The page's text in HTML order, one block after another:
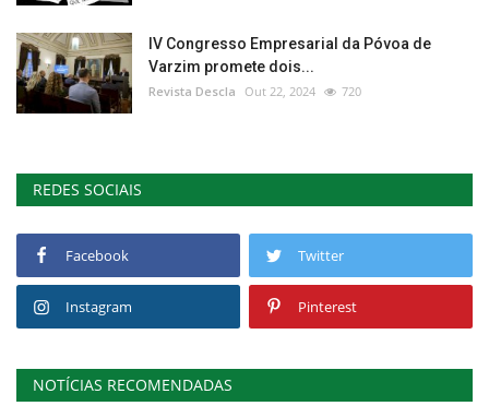
IV Congresso Empresarial da Póvoa de
Varzim promete dois...
Revista Descla Out 22, 2024 720
REDES SOCIAIS
Facebook Twitter
Instagram Pinterest
NOTÍCIAS RECOMENDADAS